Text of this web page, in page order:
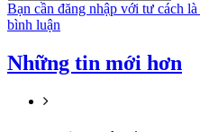
Bạn cần đăng nhập với tư cách là
bình luận
Những tin mới hơn